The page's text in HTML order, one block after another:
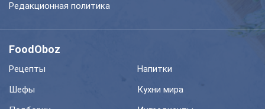
Редакционная политика
FoodOboz
Рецепты
Напитки
Шефы
Кухни мира